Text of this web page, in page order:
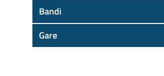
Bandi
Gare